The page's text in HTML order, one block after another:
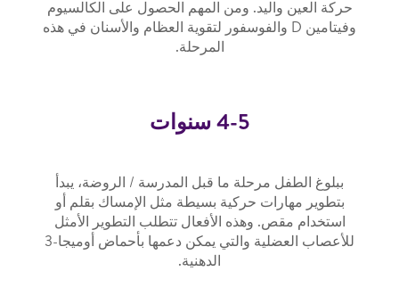
حركة العين واليد. ومن المهم الحصول على الكالسيوم
وفيتامين D والفوسفور لتقوية العظام والأسنان في هذه
المرحلة.
4-5 سنوات
ببلوغ الطفل مرحلة ما قبل المدرسة / الروضة، يبدأ
بتطوير مهارات حركية بسيطة مثل الإمساك بقلم أو
استخدام مقص. وهذه الأفعال تتطلب التطوير الأمثل
للأعصاب العضلية والتي يمكن دعمها بأحماض أوميجا-3
الدهنية.